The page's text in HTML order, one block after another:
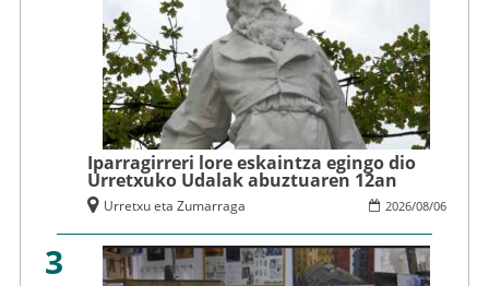
Iparragirreri lore eskaintza egingo dio
Urretxuko Udalak abuztuaren 12an
2026/08/06
Urretxu eta Zumarraga
3